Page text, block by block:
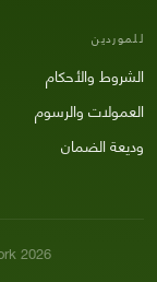
للموردين
الشروط والأحكام
العمولات والرسوم
وديعة الضمان
2026